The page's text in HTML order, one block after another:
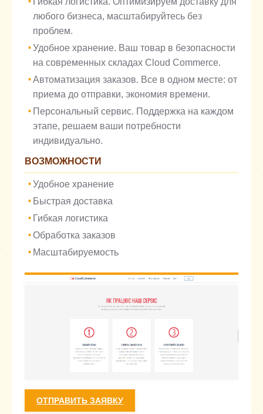
любого бизнеса, масштабируйтесь без
проблем.
Удобное хранение. Ваш товар в безопасности
на современных складах Cloud Commerce.
Автоматизация заказов. Все в одном месте: от
приема до отправки, экономия времени.
Персональный сервис. Поддержка на каждом
этапе, решаем ваши потребности
индивидуально.
ВОЗМОЖНОСТИ
Удобное хранение
Быстрая доставка
Гибкая логистика
Обработка заказов
Масштабируемость
ОТПРАВИТЬ ЗАЯВКУ